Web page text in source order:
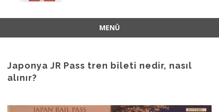
MENÜ
Japonya JR Pass tren bileti nedir, nasıl
alınır?